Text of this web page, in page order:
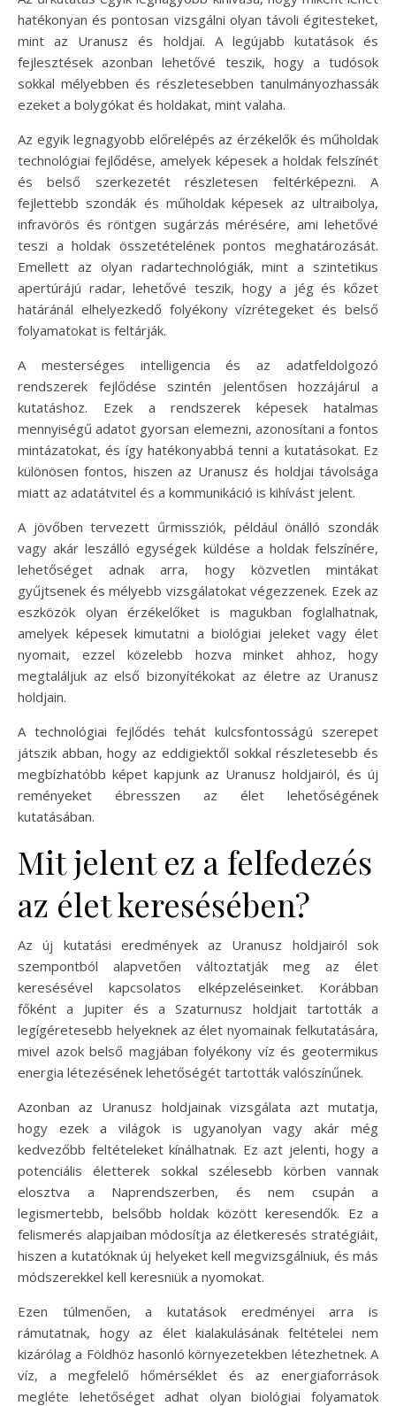
hatékonyan és pontosan vizsgálni olyan távoli égitesteket,
mint az Uranusz és holdjai. A legújabb kutatások és
fejlesztések azonban lehetővé teszik, hogy a tudósok
sokkal mélyebben és részletesebben tanulmányozhassák
ezeket a bolygókat és holdakat, mint valaha.
Az egyik legnagyobb előrelépés az érzékelők és műholdak
technológiai fejlődése, amelyek képesek a holdak felszínét
és belső szerkezetét részletesen feltérképezni. A
fejlettebb szondák és műholdak képesek az ultraibolya,
infravörös és röntgen sugárzás mérésére, ami lehetővé
teszi a holdak összetételének pontos meghatározását.
Emellett az olyan radartechnológiák, mint a szintetikus
apertúrájú radar, lehetővé teszik, hogy a jég és kőzet
határánál elhelyezkedő folyékony vízrétegeket és belső
folyamatokat is feltárják.
A mesterséges intelligencia és az adatfeldolgozó
rendszerek fejlődése szintén jelentősen hozzájárul a
kutatáshoz. Ezek a rendszerek képesek hatalmas
mennyiségű adatot gyorsan elemezni, azonosítani a fontos
mintázatokat, és így hatékonyabbá tenni a kutatásokat. Ez
különösen fontos, hiszen az Uranusz és holdjai távolsága
miatt az adatátvitel és a kommunikáció is kihívást jelent.
A jövőben tervezett űrmissziók, például önálló szondák
vagy akár leszálló egységek küldése a holdak felszínére,
lehetőséget adnak arra, hogy közvetlen mintákat
gyűjtsenek és mélyebb vizsgálatokat végezzenek. Ezek az
eszközök olyan érzékelőket is magukban foglalhatnak,
amelyek képesek kimutatni a biológiai jeleket vagy élet
nyomait, ezzel közelebb hozva minket ahhoz, hogy
megtaláljuk az első bizonyítékokat az életre az Uranusz
holdjain.
A technológiai fejlődés tehát kulcsfontosságú szerepet
játszik abban, hogy az eddigiektől sokkal részletesebb és
megbízhatóbb képet kapjunk az Uranusz holdjairól, és új
reményeket ébresszen az élet lehetőségének
kutatásában.
Mit jelent ez a felfedezés
az élet keresésében?
Az új kutatási eredmények az Uranusz holdjairól sok
szempontból alapvetően változtatják meg az élet
keresésével kapcsolatos elképzeléseinket. Korábban
főként a Jupiter és a Szaturnusz holdjait tartották a
legígéretesebb helyeknek az élet nyomainak felkutatására,
mivel azok belső magjában folyékony víz és geotermikus
energia létezésének lehetőségét tartották valószínűnek.
Azonban az Uranusz holdjainak vizsgálata azt mutatja,
hogy ezek a világok is ugyanolyan vagy akár még
kedvezőbb feltételeket kínálhatnak. Ez azt jelenti, hogy a
potenciális életterek sokkal szélesebb körben vannak
elosztva a Naprendszerben, és nem csupán a
legismertebb, belsőbb holdak között keresendők. Ez a
felismerés alapjaiban módosítja az életkeresés stratégiáit,
hiszen a kutatóknak új helyeket kell megvizsgálniuk, és más
módszerekkel kell keresniük a nyomokat.
Ezen túlmenően, a kutatások eredményei arra is
rámutatnak, hogy az élet kialakulásának feltételei nem
kizárólag a Földhöz hasonló környezetekben létezhetnek. A
víz, a megfelelő hőmérséklet és az energiaforrások
megléte lehetőséget adhat olyan biológiai folyamatok